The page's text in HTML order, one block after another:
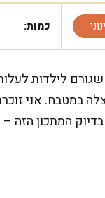
כמות:
לילדות
במטבח. אני
המתכון